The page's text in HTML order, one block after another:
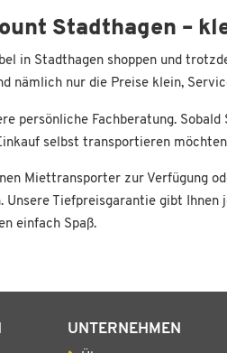
Stadthagen –
in Stadthagen shoppen und
nämlich nur die Preise klein,
persönliche Fachberatung. Sobald
selbst transportieren
Miettransporter zur Verfügung
Unsere Tiefpreisgarantie gibt
einfach Spaß.
UNTERNEHMEN